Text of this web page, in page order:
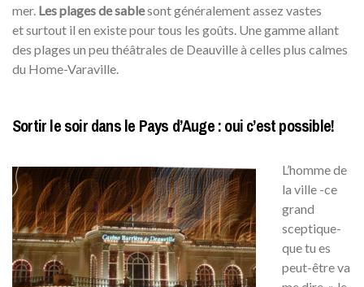
mer. Les plages de sablesont généralement assez vastes
et surtout il en existe pour tous les goûts. Une gamme allant
des plages un peu théâtrales de Deauville à celles plus calmes
du Home-Varaville.
Sortir le soir dans le Pays d’Auge : oui c’est possible!
L’homme de
la ville -ce
grand
sceptique-
que tu es
peut-être va